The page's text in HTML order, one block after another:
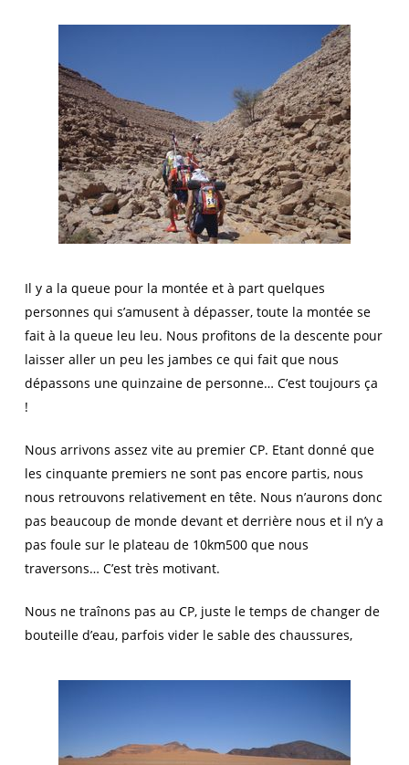
Il y a la queue pour la montée et à part quelques
personnes qui s’amusent à dépasser, toute la montée se
fait à la queue leu leu. Nous profitons de la descente pour
laisser aller un peu les jambes ce qui fait que nous
dépassons une quinzaine de personne… C’est toujours ça
!
Nous arrivons assez vite au premier CP. Etant donné que
les cinquante premiers ne sont pas encore partis, nous
nous retrouvons relativement en tête. Nous n’aurons donc
pas beaucoup de monde devant et derrière nous et il n’y a
pas foule sur le plateau de 10km500 que nous
traversons… C’est très motivant.
Nous ne traînons pas au CP, juste le temps de changer de
bouteille d’eau, parfois vider le sable des chaussures,